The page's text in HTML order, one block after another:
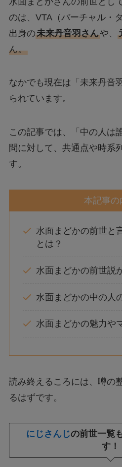
のは、VTA（バーチャル・
出身の未来丹音羽さんや、
ん。
なかでも現在は「未来丹音
られています。
この記事では、「中の人は
問に対して、共通点や時系
す。
本記事の
水面まどかの前世と
とは？
水面まどかの前世説
水面まどかの中の人
水面まどかの魅力や
読み終えるころには、噂の
るはずです。
にじさんじの前世一覧
す！